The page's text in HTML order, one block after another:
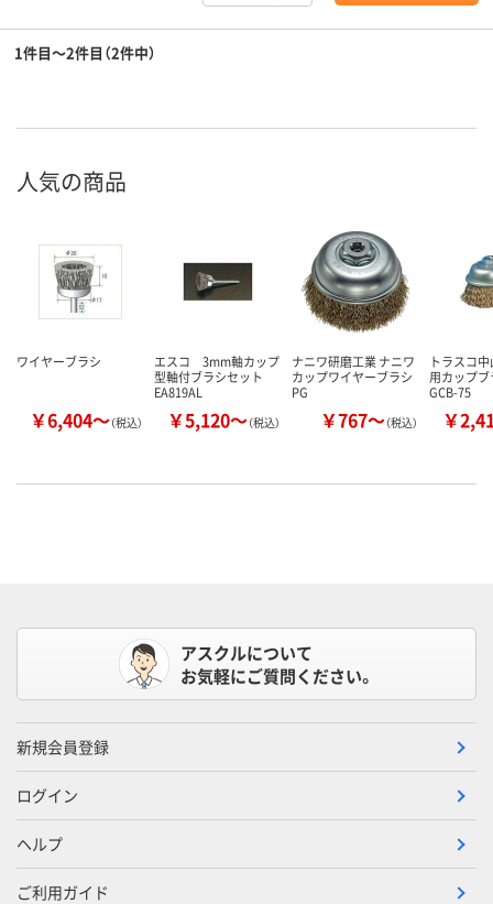
1件目～2件目（2件中）
人気の商品
ワイヤーブラシ
￥6,404～（税込）
エスコ 3mm軸カップ
型軸付ブラシセット
EA819AL
￥5,120～（税込）
ナニワ研磨工業 ナニワ
カップワイヤーブラシ
PG
￥767～（税込）
トラスコ
用カップ
GCB-75
￥
アスクルについて
お気軽にご質問ください。
新規会員登録
ログイン
ヘルプ
ご利用ガイド